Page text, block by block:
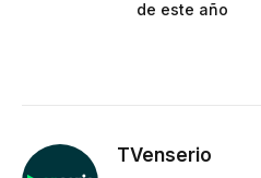
de este año
TVenserio